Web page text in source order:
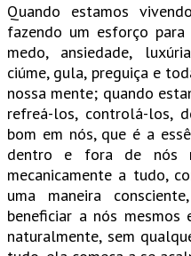
Quando estamos
fazendo um esforço
medo, ansiedade,
ciúme, gula, preguiça e
nossa mente; quando
refreá-los, controlá-los,
bom em nós, que é a
dentro e fora de nós
mecanicamente a tudo,
uma maneira
beneficiar a nós
naturalmente, sem